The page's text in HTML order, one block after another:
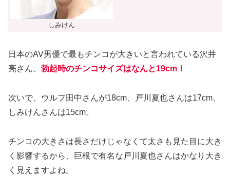
しみけん
日本のAV男優で最もチンコが大きいと言われている沢井
亮さん、 勃起時のチンコサイズはなんと19cm！
次いで、ウルフ田中さんが18cm、戸川夏也さんは17cm、
しみけんさんは15cm。
チンコの大きさは長さだけじゃなくて太さも見た目に大き
く影響するから、巨根で有名な戸川夏也さんはかなり大き
く見えますよね。